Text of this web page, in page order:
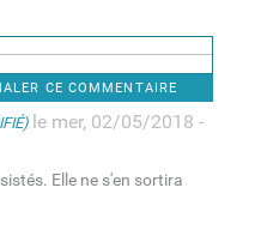
CE COMMENTAIRE
le mer, 02/05/2018 -
Elle ne s'en sortira